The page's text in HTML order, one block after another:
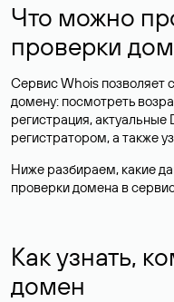
Что можно
проверки
Сервис Whois позволяет
домену: посмотреть
регистрация,
регистратором, а также
Ниже разбираем, какие
проверки домена в
Как узнать,
домен